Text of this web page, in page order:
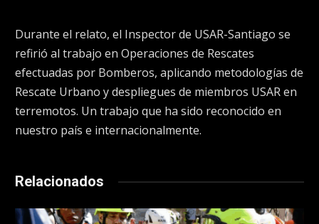
Durante el relato, el Inspector de USAR-Santiago se
refirió al trabajo en Operaciones de Rescates
efectuadas por Bomberos, aplicando metodologías de
Rescate Urbano y despliegues de miembros USAR en
terremotos. Un trabajo que ha sido reconocido en
nuestro país e internacionalmente.
Relacionados